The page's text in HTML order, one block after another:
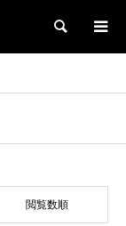
検索
閲覧数順